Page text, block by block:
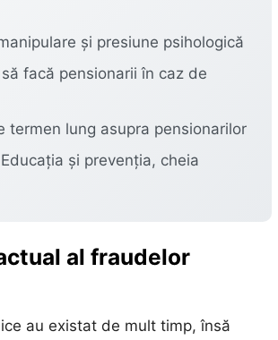
și presiune psihologică
facă pensionarii în caz de
termen lung asupra pensionarilor
și prevenția, cheia
al fraudelor
au existat de mult timp, însă